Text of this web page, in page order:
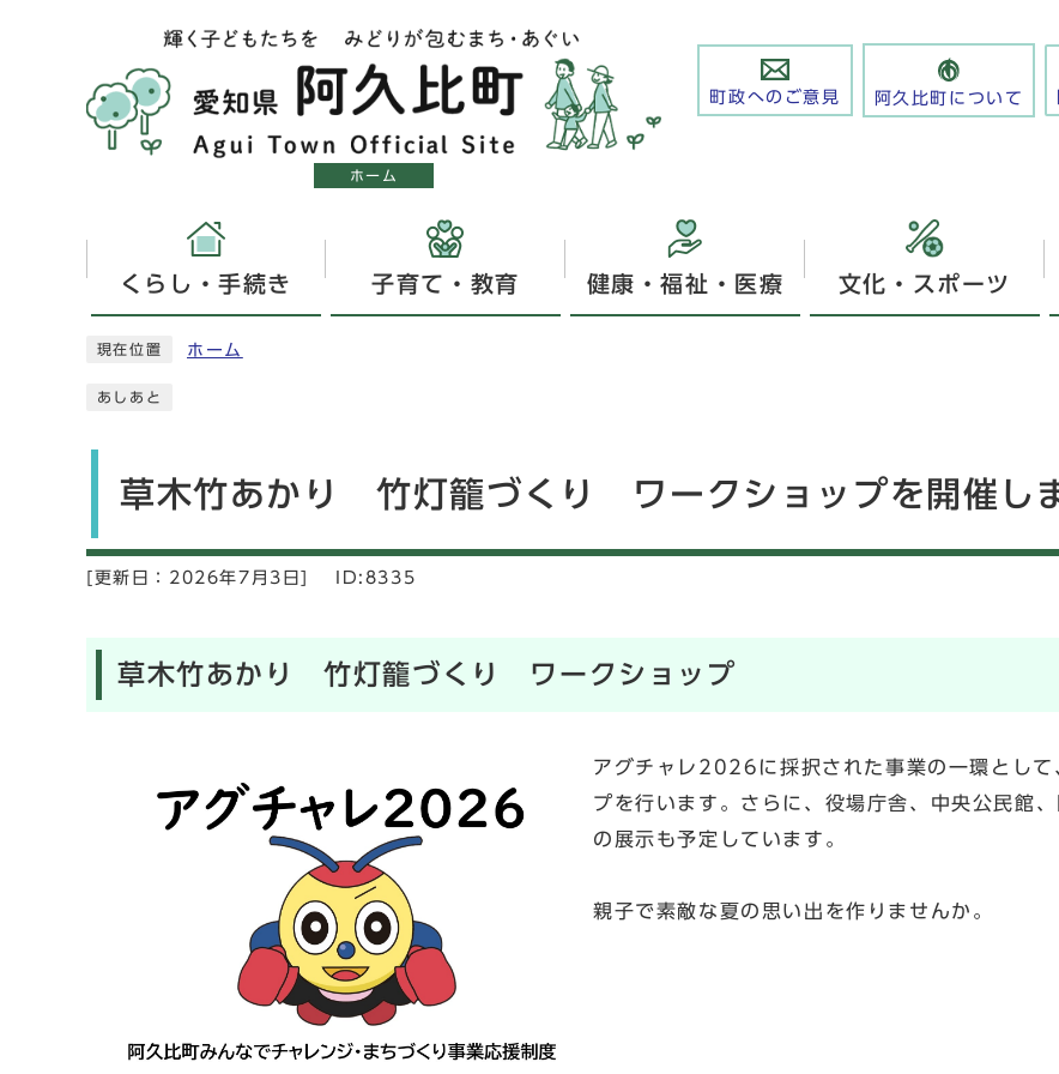
ホーム
町政へのご意見 阿久比町について
くらし・手続き 子育て・教育 健康・福祉・医療 文化・スポーツ
現在位置 ホーム
あしあと
草木竹あかり 竹灯籠づくり ワークショップを開催し
[更新日： 2026年7月3日] ID:8335
草木竹あかり 竹灯籠づくり ワークショップ
アグチャレ2026に採択された事業の一環とし
プを行います。さらに、役場庁舎、中央公民館
の展示も予定しています。
親子で素敵な夏の思い出を作りませんか。